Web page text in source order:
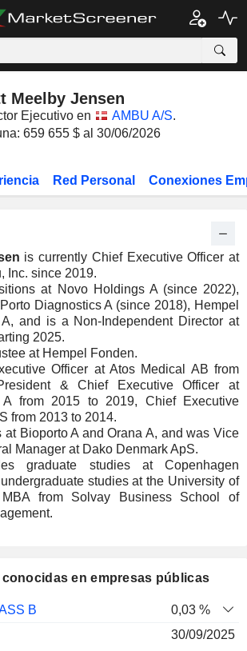
Meelby Jensen
Ejecutivo en AMBU A/S.
659 655 $ al 30/06/2026
Red Personal Conexiones
is currently Chief Executive Officer at
Inc. since 2019.
at Novo Holdings A (since 2022),
Diagnostics A (since 2018), Hempel
A, and is a Non-Independent Director at
2025.
at Hempel Fonden.
Officer at Atos Medical AB from
& Chief Executive Officer at
A from 2015 to 2019, Chief Executive
from 2013 to 2014.
at Bioporto A and Orana A, and was Vice
Manager at Dako Denmark ApS.
graduate studies at Copenhagen
studies at the University of
from Solvay Business School of
en empresas públicas
Número
valoración
B
0,03 %
30/09/2025